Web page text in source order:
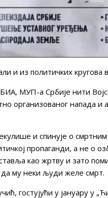
и из политичких кругова
МУП-а Србије нити
организованог напада и
и спинује о
пропаганди, а не о
као жртву и зато
да му неки људи желе смрт.
гостујући у јануару у